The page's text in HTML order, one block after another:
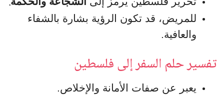
للمريض، قد تكون الرؤية بشارة بالشفاء
والعافية.
تفسير حلم السفر إلى فلسطين
يعبر عن صفات الأمانة والإخلاص.